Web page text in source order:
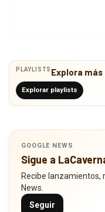
PLAYLISTS Explora más
Explorar playlists
GOOGLE NEWS
Sigue a
Recibe lanzamientos,
News.
Seguir